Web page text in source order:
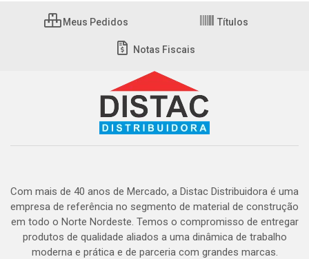
Meus Pedidos Títulos
Notas Fiscais
Com mais de 40 anos de Mercado, a Distac Distribuidora é uma
empresa de referência no segmento de material de construção
em todo o Norte Nordeste. Temos o compromisso de entregar
produtos de qualidade aliados a uma dinâmica de trabalho
moderna e prática e de parceria com grandes marcas.